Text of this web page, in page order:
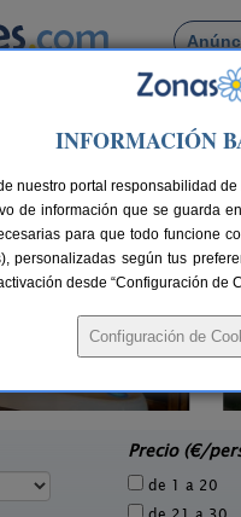
Busca por pueblo
Villalbarba
Villalbarba
Precio (€/
de 1 a 20
INFORMACIÓN
nuestro portal responsabilidad de
de información que se guarda
para que todo funcione
personalizadas según tus
desde “Configuración de